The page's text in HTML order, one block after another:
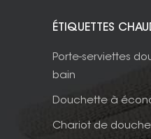
ÉTIQUETTES
Porte-serviettes
bain
Douchette à
Chariot de